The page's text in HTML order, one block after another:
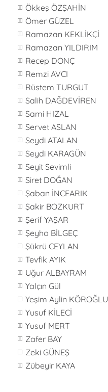
Ökkeş ÖZŞAHİN
Ömer GÜZEL
Ramazan KEKLİKÇİ
Ramazan YILDIRIM
Recep DONÇ
Remzi AVCI
Rüstem TURGUT
Salih DAĞDEVİREN
Sami HIZAL
Servet ASLAN
Seydi ATALAN
Seydi KARAGÜN
Seyit Sevimli
Siret DOĞAN
Şaban İNCEARIK
Şakir BOZKURT
Şerif YAŞAR
Şeyho BİLGEÇ
Şükrü CEYLAN
Tevfik AYIK
Uğur ALBAYRAM
Yalçın Gül
Yeşim Aylin KÖROĞLU
Yusuf KİLECİ
Yusuf MERT
Zafer BAY
Zeki GÜNEŞ
Zübeyir KAYA